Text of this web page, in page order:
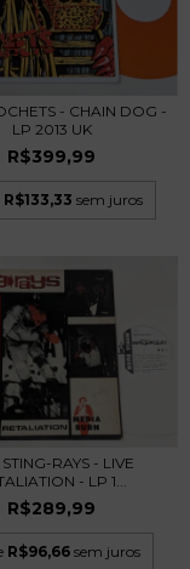
- CHAIN DOG -
LP 2013 UK
R$399,99
R$133,33 sem juros
RAYS - LIVE
- LP 1...
R$289,99
R$96,66 sem juros